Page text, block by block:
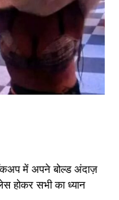
में अपने बोल्ड अंदाज़
होकर सभी का ध्यान